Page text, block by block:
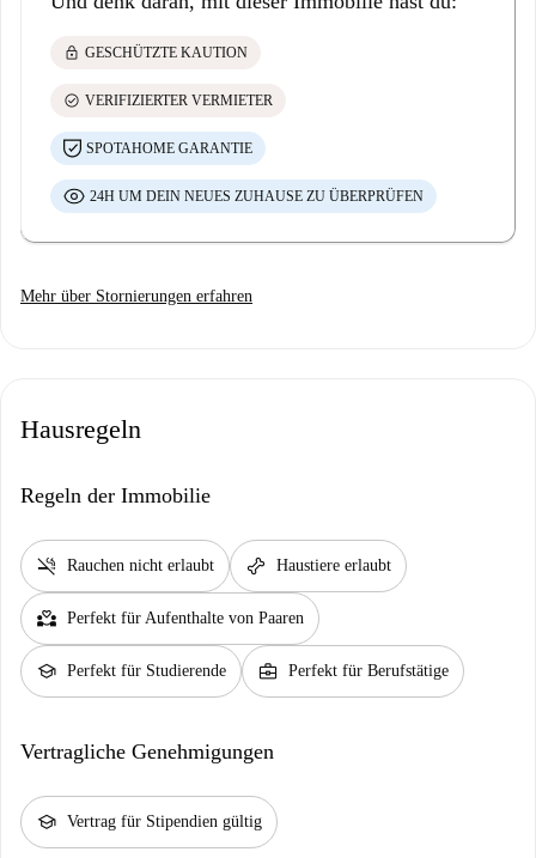
lock GESCHÜTZTE KAUTION
check_circle VERIFIZIERTER VERMIETER
SPOTAHOME GARANTIE
24H UM DEIN NEUES ZUHAUSE ZU ÜBERPRÜFEN
Mehr über Stornierungen erfahren
Hausregeln
Regeln der Immobilie
smoke_free Rauchen nicht erlaubt pet_supplies Haustiere erlaubt
partner_heart Perfekt für Aufenthalte von Paaren
school Perfekt für Studierende business_center Perfekt für Berufstätige
Vertragliche Genehmigungen
school Vertrag für Stipendien gültig